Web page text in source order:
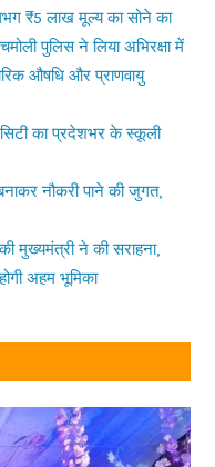
₹5 लाख मूल्य का सोने का
पुलिस ने लिया अभिरक्षा में
औषधि और प्राणवायु
का प्रदेशभर के स्कूली
बनाकर नौकरी पाने की जुगत,
मुख्यमंत्री ने की सराहना,
अहम भूमिका